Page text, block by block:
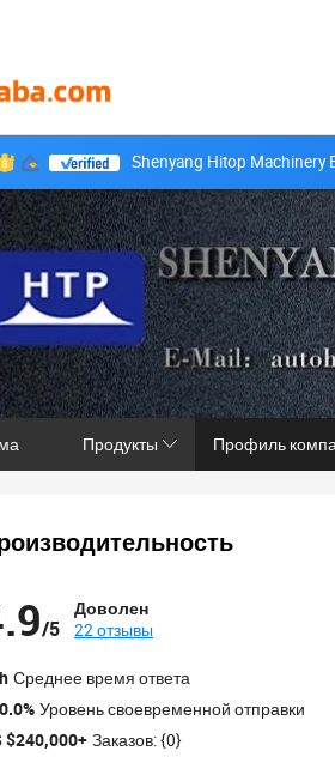
Shenyang Hitop Machinery
Продукты Профиль
/5
Доволен
22 отзывы
Среднее время ответа
Уровень своевременной отправки
$240,000+ Заказов: {0}